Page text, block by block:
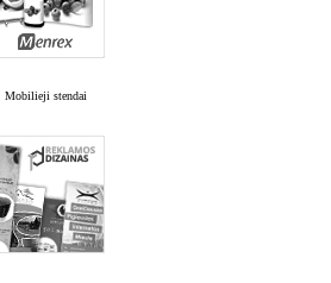
Mobilieji stendai